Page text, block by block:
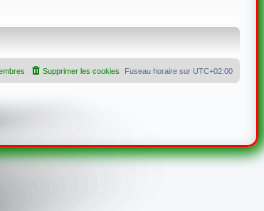
Fuseau horaire sur UTC+02:00
Supprimer les cookies